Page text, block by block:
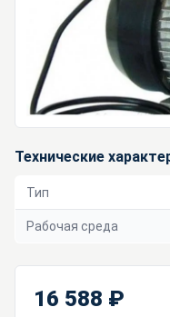
Технические
Тип
Рабочая среда
16 588 ₽